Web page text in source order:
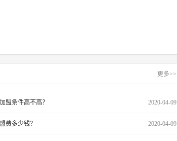
更多>>
2020-04-09
盟条件高不高？
2020-04-09
费多少钱？